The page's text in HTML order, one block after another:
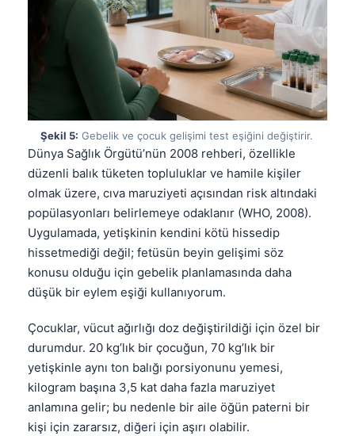
Şekil 5: Gebelik ve çocuk gelişimi test eşiğini değiştirir.
Dünya Sağlık Örgütü’nün 2008 rehberi, özellikle
düzenli balık tüketen topluluklar ve hamile kişiler
olmak üzere, cıva maruziyeti açısından risk altındaki
popülasyonları belirlemeye odaklanır (WHO, 2008).
Uygulamada, yetişkinin kendini kötü hissedip
hissetmediği değil; fetüsün beyin gelişimi söz
konusu olduğu için gebelik planlamasında daha
düşük bir eylem eşiği kullanıyorum.
Çocuklar, vücut ağırlığı doz değiştirildiği için özel bir
durumdur. 20 kg’lık bir çocuğun, 70 kg’lık bir
yetişkinle aynı ton balığı porsiyonunu yemesi,
kilogram başına 3,5 kat daha fazla maruziyet
anlamına gelir; bu nedenle bir aile öğün paterni bir
kişi için zararsız, diğeri için aşırı olabilir.